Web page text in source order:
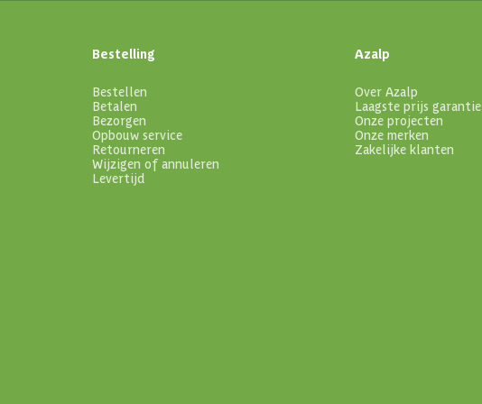
Bestelling
Bestellen
Betalen
Bezorgen
Opbouw service
Retourneren
Wijzigen of annuleren
Levertijd
Azalp
Over Azalp
Laagste prijs garantie
Onze projecten
Onze merken
Zakelijke klanten